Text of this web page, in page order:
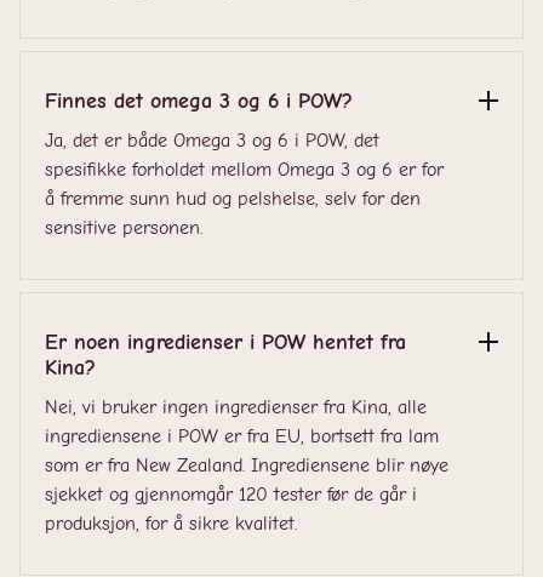
Finnes det omega 3 og 6 i POW?
Ja, det er både Omega 3 og 6 i POW, det
spesifikke forholdet mellom Omega 3 og 6 er for
å fremme sunn hud og pelshelse, selv for den
sensitive personen.
Er noen ingredienser i POW hentet fra
Kina?
Nei, vi bruker ingen ingredienser fra Kina, alle
ingrediensene i POW er fra EU, bortsett fra lam
som er fra New Zealand. Ingrediensene blir nøye
sjekket og gjennomgår 120 tester før de går i
produksjon, for å sikre kvalitet.